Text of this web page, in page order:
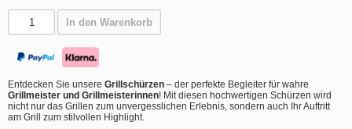
In den Warenkorb
Entdecken Sie unsere Grillschürzen – der perfekte Begleiter für wahre
Grillmeister und Grillmeisterinnen! Mit diesen hochwertigen Schürzen wird
nicht nur das Grillen zum unvergesslichen Erlebnis, sondern auch Ihr Auftritt
am Grill zum stilvollen Highlight.